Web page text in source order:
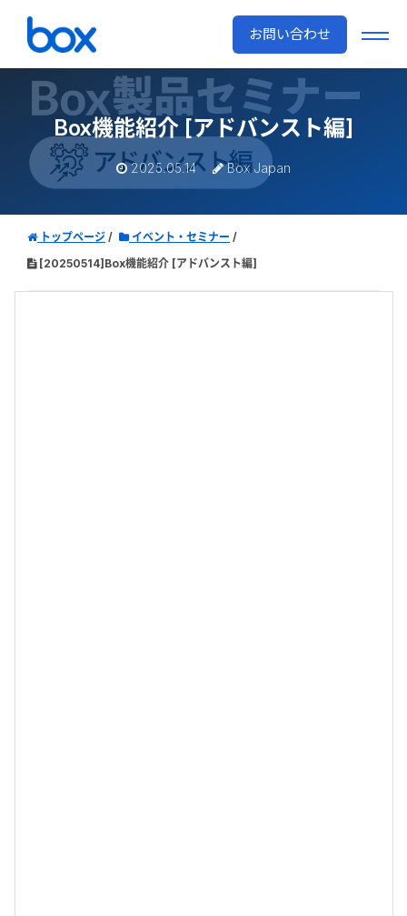
お問い合わせ
Box機能紹介 [アドバンスト編]
2025.05.14 Box Japan
トップページ
イベント・セミナー
[20250514]Box機能紹介 [アドバンスト編]